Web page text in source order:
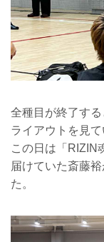
全種目が終了す
ライアウトを見
この日は「RIZIN
届けていた斎藤
た。